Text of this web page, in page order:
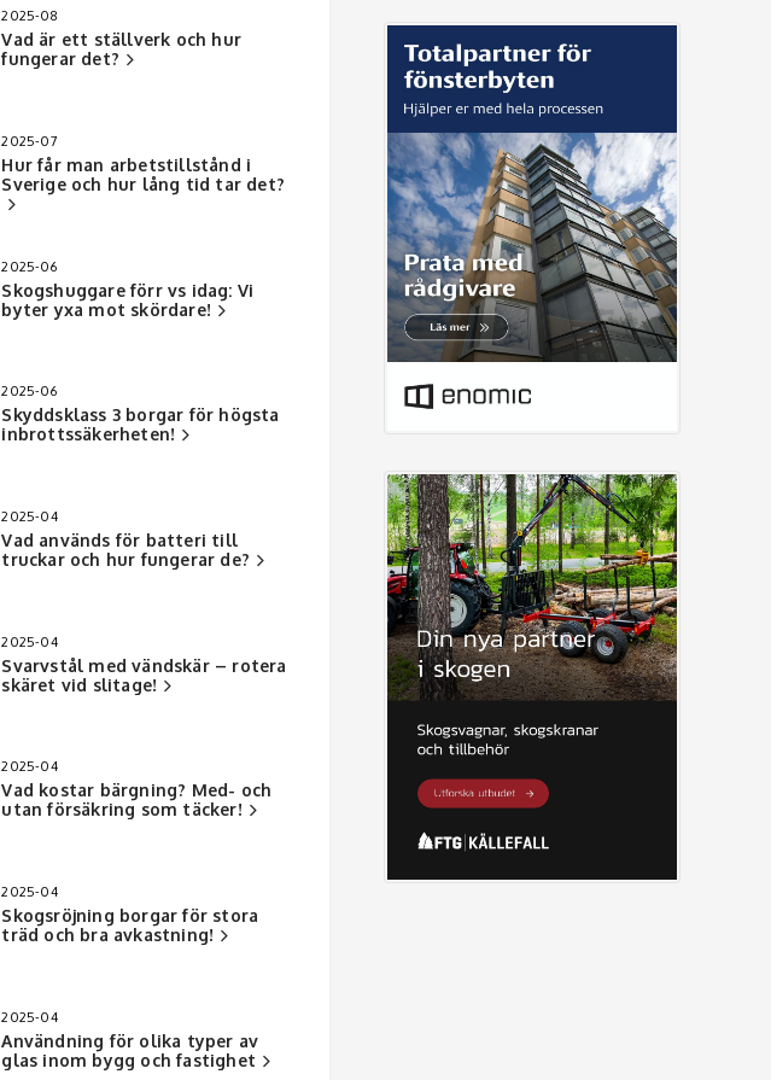
2025-08
Vad är ett ställverk och hur
fungerar det?
2025-07
Hur får man arbetstillstånd i
Sverige och hur lång tid tar det?
2025-06
Skogshuggare förr vs idag: Vi
byter yxa mot skördare!
2025-06
Skyddsklass 3 borgar för högsta
inbrottssäkerheten!
2025-04
Vad används för batteri till
truckar och hur fungerar de?
2025-04
Svarvstål med vändskär – rotera
skäret vid slitage!
2025-04
Vad kostar bärgning? Med- och
utan försäkring som täcker!
2025-04
Skogsröjning borgar för stora
träd och bra avkastning!
2025-04
Användning för olika typer av
glas inom bygg och fastighet